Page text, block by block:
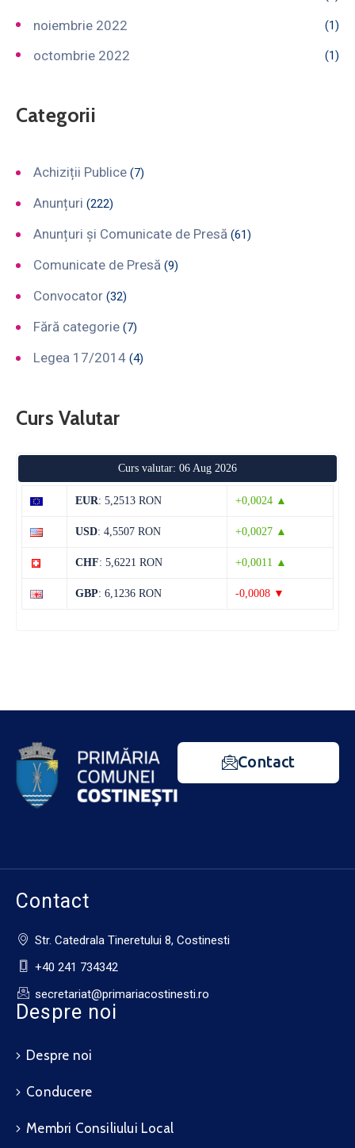
noiembrie 2022 (1)
octombrie 2022 (1)
Categorii
Achiziții Publice (7)
Anunțuri (222)
Anunțuri și Comunicate de Presă (61)
Comunicate de Presă (9)
Convocator (32)
Fără categorie (7)
Legea 17/2014 (4)
Curs Valutar
Curs valutar: 06 Aug 2026
EUR: 5,2513 RON +0,0024 ▲
USD: 4,5507 RON +0,0027 ▲
CHF: 5,6221 RON +0,0011 ▲
GBP: 6,1236 RON -0,0008 ▼
Contact
Contact
Str. Catedrala Tineretului 8, Costinesti
+40 241 734342
secretariat@primariacostinesti.ro​
Despre noi
Despre noi
Conducere
Membri Consiliului Local